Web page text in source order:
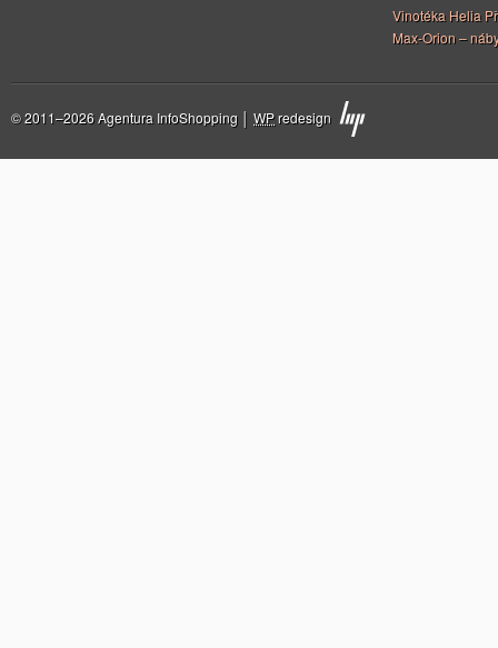
Vinotéka Helia
Max-Orion –
© 2011–2026 Agentura InfoShopping │ WPredesign